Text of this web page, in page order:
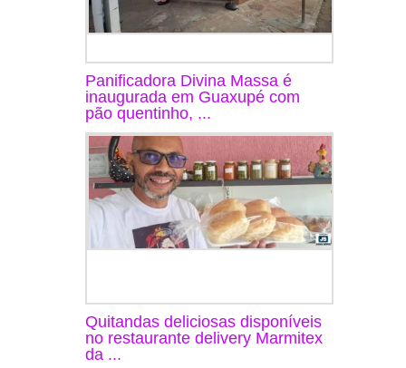
Panificadora Divina Massa é
inaugurada em Guaxupé com
pão quentinho, ...
Quitandas deliciosas disponíveis
no restaurante delivery Marmitex
da ...